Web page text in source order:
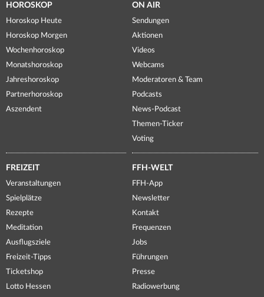
HOROSKOP
Horoskop Heute
Horoskop Morgen
Wochenhoroskop
Monatshoroskop
Jahreshoroskop
Partnerhoroskop
Aszendent
ON AIR
Sendungen
Aktionen
Videos
Webcams
Moderatoren & Team
Podcasts
News-Podcast
Themen-Ticker
Voting
FREIZEIT
Veranstaltungen
Spielplätze
Rezepte
Meditation
Ausflugsziele
Freizeit-Tipps
Ticketshop
Lotto Hessen
FFH-WELT
FFH-App
Newsletter
Kontakt
Frequenzen
Jobs
Führungen
Presse
Radiowerbung